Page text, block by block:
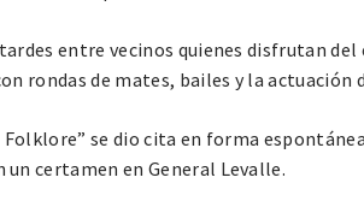
entre vecinos quienes disfrutan
rondas de mates, bailes y la actuación
Folklore” se dio cita en forma
certamen en General Levalle.